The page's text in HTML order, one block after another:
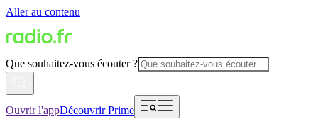
Aller au contenu
Que souhaitez-vous écouter ?
Ouvrir l'appDécouvrir Prime